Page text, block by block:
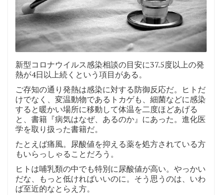
新型コロナウイルス感染相談の目安に37.5度以上の発
熱が4日以上続くという項目がある。
ご存知の通り発熱は感染に対する防御反応だ。ヒトだ
けでなく、変温動物であるトカゲも、細菌などに感染
すると暖かい場所に移動して体温を二度ほどあげる
と、書籍『病気はなぜ、あるのか』にあった。進化医
学を取り扱った書籍だ。
たとえば痛風。尿酸値を抑える薬を処方されている方
もいらっしゃることだろう。
ヒトは哺乳類の中でも特別に尿酸値が高い。やっかい
だな、もっと低ければいいのに。そう思うのは、いわ
ば至近的なとらえ方。